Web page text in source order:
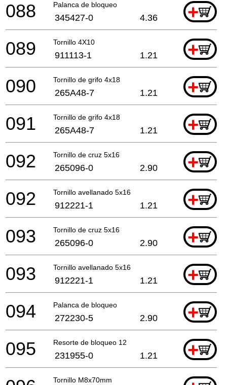
Palanca de bloqueo +
088 345427-0 4.36
Tornillo 4X10 +
089 911113-1 1.21
Tornillo de grifo 4x18 +
090 265A48-7 1.21
Tornillo de grifo 4x18 +
091 265A48-7 1.21
Tornillo de cruz 5x16 +
092 265096-0 2.90
Tornillo avellanado 5x16 +
092 912221-1 1.21
Tornillo de cruz 5x16 +
093 265096-0 2.90
Tornillo avellanado 5x16 +
093 912221-1 1.21
Palanca de bloqueo +
094 272230-5 2.90
Resorte de bloqueo 12 +
095 231955-0 1.21
Tornillo M8x70mm